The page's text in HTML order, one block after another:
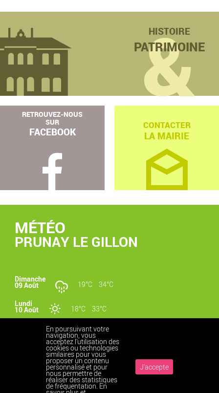
HISTOIRE
PATRIMOINE
RETROUVEZ-NOUS
SUR
FACEBOOK
CONTACTER
LA MAIRIE
MÉTÉO
PRUNAY LE GILLON
Dimanche
09 Août 19°C 34°C
Lundi
10 Août 18°C 33°C
17°C 34°C
Contact Haut Mentions légales
Plan du site
Cookies
En poursuivant votre
navigation, vous
acceptez l'utilisation des
cookies ou technologies
similaires pour vous
proposer un contenu
personnalisé et pour
nous permettre de
réaliser des statistiques
de fréquentation. En
J'accepte